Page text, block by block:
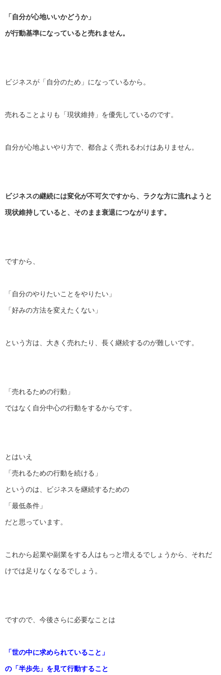
「自分が心地いいかどうか」
が行動基準になっていると売れません。
ビジネスが「自分のため」になっているから。
売れることよりも「現状維持」を優先しているのです。
自分が心地よいやり方で、都合よく売れるわけはありません。
ビジネスの継続には変化が不可欠ですから、 ラクな方に流れようと
現状維持していると、 そのまま衰退につながります。
ですから、
「自分のやりたいことをやりたい」
「好みの方法を変えたくない」
という方は、大きく売れたり、長く継続するのが難しいです。
「売れるための行動」
ではなく自分中心の行動をするからです。
とはいえ
「売れるための行動を続ける」
というのは、ビジネスを継続するための
「最低条件」
だと思っています。
これから起業や副業をする人はもっと増えるでしょうから、 それだ
けでは足りなくなるでしょう。
ですので、今後さらに必要なことは
「世の中に求められていること」
の「半歩先」を見て行動すること